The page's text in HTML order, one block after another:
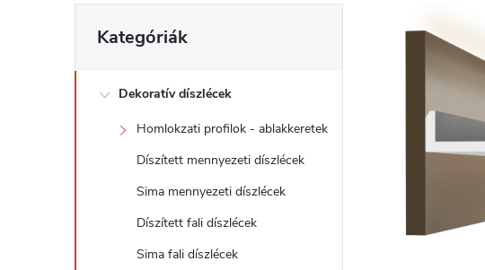
O
l
átugrása
Kategóriák
Dekoratív díszlécek
Homlokzati profilok - ablakkeretek
Díszített mennyezeti díszlécek
Sima mennyezeti díszlécek
Díszített fali díszlécek
Sima fali díszlécek